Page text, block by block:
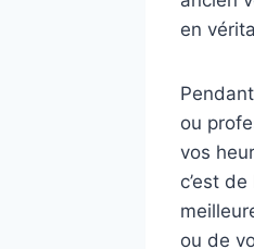
en
ou
vos
c’est
ou de